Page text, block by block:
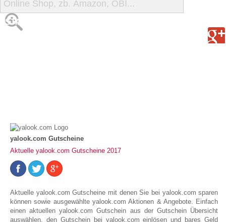
START
yalook.com Gutscheine
Aktuelle yalook.com Gutscheine 2017
Aktuelle yalook.com Gutscheine mit denen Sie bei yalook.com sparen
können sowie ausgewählte yalook.com Aktionen & Angebote. Einfach
einen aktuellen yalook.com Gutschein aus der Gutschein Übersicht
auswählen, den Gutschein bei yalook.com einlösen und bares Geld